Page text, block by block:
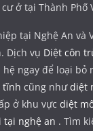
ở tại Thành Phố
tại Nghệ An và
Dịch vụ Diệt côn
ngay để loại bỏ
tĩnh cũng nhưdiệt
ở khu vực diệt
tại nghệ an . Tìm